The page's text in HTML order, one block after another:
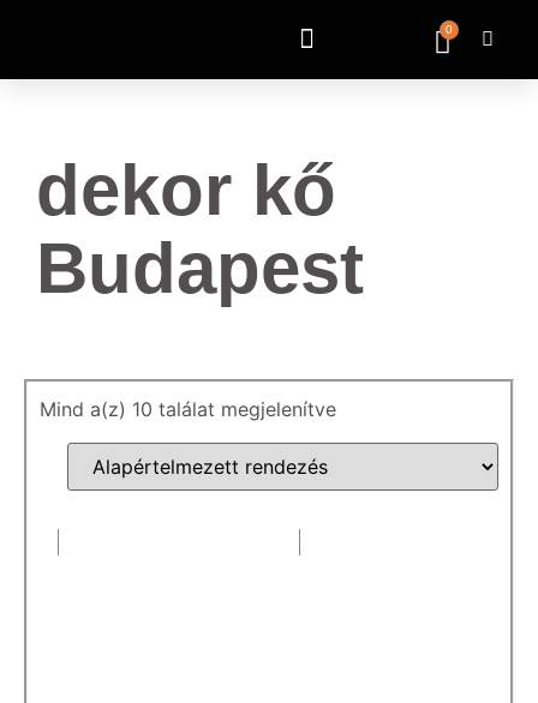
0
dekor kő
Budapest
Mind a(z) 10 találat megjelenítve